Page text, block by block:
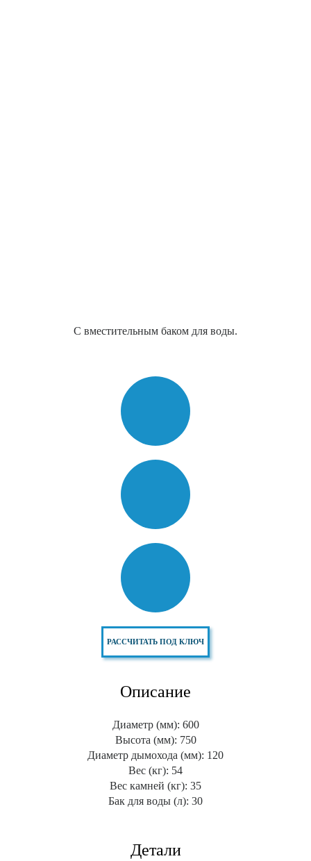
С вместительным баком для воды.
РАССЧИТАТЬ ПОД КЛЮЧ
Описание
Диаметр (мм): 600
Высота (мм): 750
Диаметр дымохода (мм): 120
Вес (кг): 54
Вес камней (кг): 35
Бак для воды (л): 30
Детали